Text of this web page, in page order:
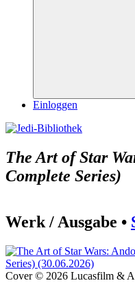
Einloggen
The Art of Star
Complete Series)
Werk / Ausgabe •
Cover © 2026 Lucasfilm &